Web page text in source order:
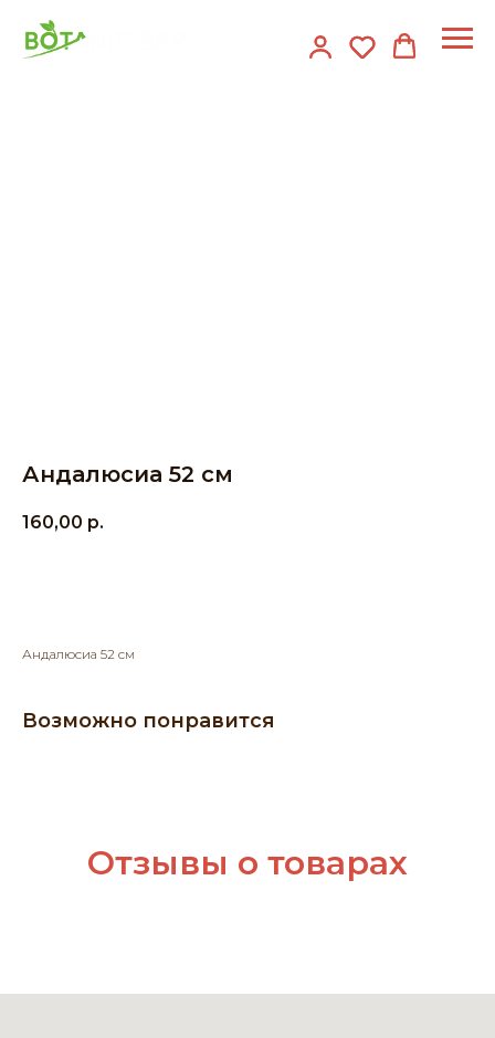
Андалюсиа 52 см
160,00 р.
Андалюсиа 52 см
Возможно понравится
Отзывы о товарах